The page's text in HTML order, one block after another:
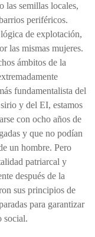
las semillas locales,
periféricos.
de explotación,
las mismas mujeres.
ámbitos de la
fundamentalista del
y del EI, estamos
con ocho años de
y que no podían
un hombre. Pero
patriarcal y
después de la
sus principios de
para garantizar
social.